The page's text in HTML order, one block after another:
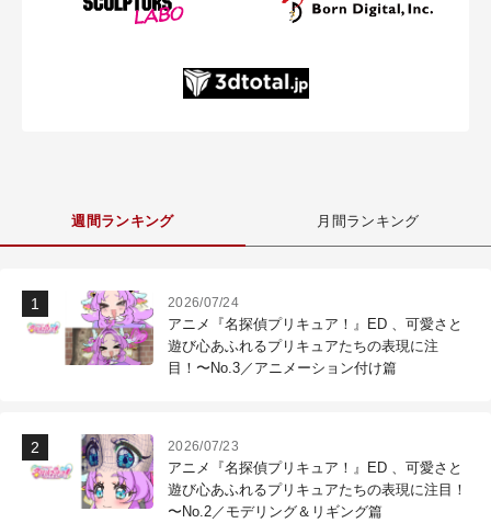
週間ランキング 月間ランキング
2026/07/24
アニメ『名探偵プリキュア！』ED 、可愛さと
遊び心あふれるプリキュアたちの表現に注
目！〜No.3／アニメーション付け篇
2026/07/23
アニメ『名探偵プリキュア！』ED 、可愛さと
遊び心あふれるプリキュアたちの表現に注目！
〜No.2／モデリング＆リギング篇